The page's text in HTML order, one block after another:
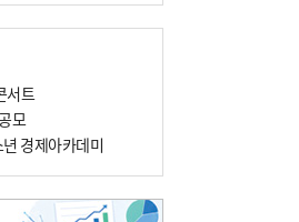
서트
모
경제아카데미